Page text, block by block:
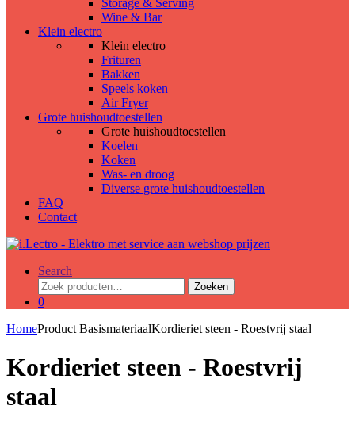
Storage & Serving
Wine & Bar
Klein electro
Klein electro
Frituren
Bakken
Speels koken
Air Fryer
Grote huishoudtoestellen
Grote huishoudtoestellen
Koelen
Koken
Was- en droog
Diverse grote huishoudtoestellen
FAQ
Contact
Search
Zoeken
naar:
Zoeken
0
HomeProduct BasismateriaalKordieriet steen - Roestvrij staal
Kordieriet steen - Roestvrij
staal